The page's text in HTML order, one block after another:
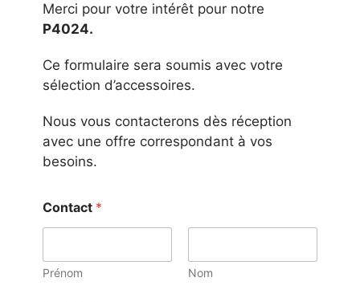
Merci pour votre intérêt pour notre
P4024.
Ce formulaire sera soumis avec votre
sélection d’accessoires.
Nous vous contacterons dès réception
avec une offre correspondant à vos
besoins.
Contact *
Prénom Nom